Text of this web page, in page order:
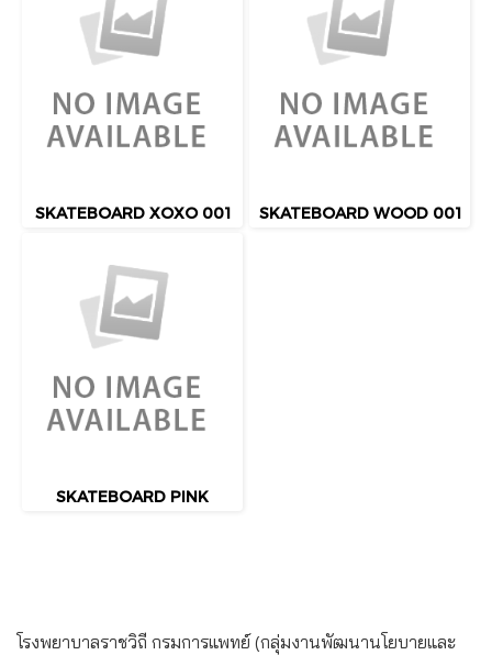
SKATEBOARD XOXO 001 SKATEBOARD WOOD 001
SKATEBOARD PINK
โรงพยาบาลราชวิถี กรมการแพทย์ (กลุ่มงานพัฒนานโยบายและ